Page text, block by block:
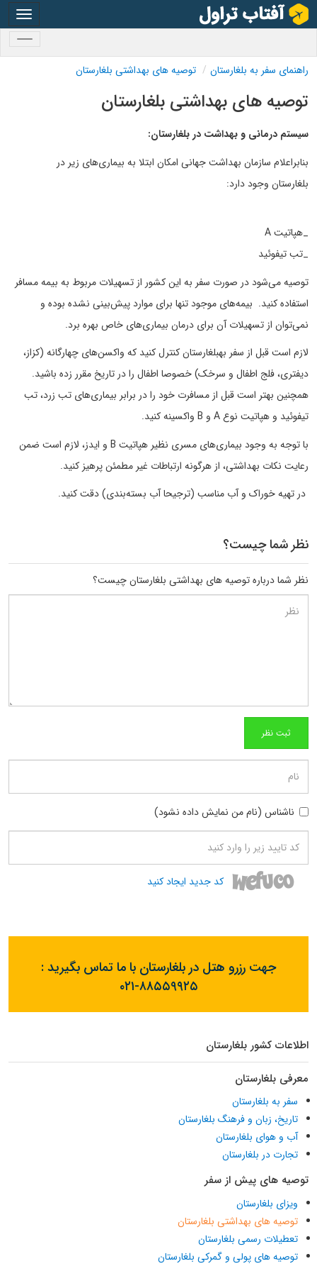
راهنمای سفر به بلغارستان توصیه های بهداشتی بلغارستان
توصیه های بهداشتی بلغارستان
سیستم درمانی و بهداشت در بلغارستان:
بنابراعلام سازمان بهداشت جهانی امکان ابتلا به بیماری‌های زیر در
بلغارستان وجود دارد:
_هپاتیت A
_تب تیفوئید
توصیه می‌شود در صورت سفر به این کشور از تسهیلات مربوط به بیمه مسافر
استفاده کنید. بیمه‌های موجود تنها برای موارد پیش‌بینی نشده بوده و
نمی‌توان از تسهیلات آن برای درمان بیماری‌های خاص بهره برد.
لازم است قبل از سفر بهبلغارستان کنترل کنید که واکسن‌های چهارگانه (کزاز،
دیفتری، فلج اطفال و سرخک) خصوصا اطفال را در تاریخ مقرر زده باشید.
همچنین بهتر است قبل از مسافرت خود را در برابر بیماری‌های تب زرد، تب
تیفوئید و هپاتیت نوع A و B واکسینه کنید.
با توجه به وجود بیماری‌های مسری نظیر هپاتیت B و ایدز، لازم است ضمن
رعایت نکات بهداشتی، از هرگونه ارتباطات غیر مطمئن پرهیز کنید.
در تهیه خوراک و آب مناسب (ترجیحا آب بسته‌بندی) دقت کنید.
نظر شما چیست؟
نظر شما درباره توصیه های بهداشتی بلغارستان چیست؟
ناشناس (نام من نمایش داده نشود)
کد جدید ایجاد کنید
جهت رزرو هتل در بلغارستان با ما تماس بگیرید :
۰۲۱-۸۸۵۵۹۹۲۵
اطلاعات کشور بلغارستان
معرفی بلغارستان
سفر به بلغارستان
تاریخ، زبان و فرهنگ بلغارستان
آب و هوای بلغارستان
تجارت در بلغارستان
توصیه های پیش از سفر
ویزای بلغارستان
توصیه های بهداشتی بلغارستان
تعطیلات رسمی بلغارستان
توصیه های پولی و گمرکی بلغارستان